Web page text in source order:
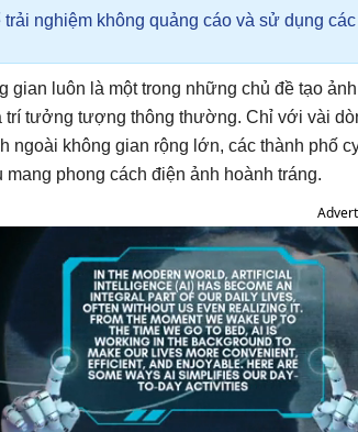
nghiệm không quảng cáo và sử dụng các
gian luôn là một trong những chủ đề tạo
tưởng tượng thông thường. Chỉ với vài
ngoài không gian rộng lớn, các thành phố
phong cách điện ảnh hoành tráng.